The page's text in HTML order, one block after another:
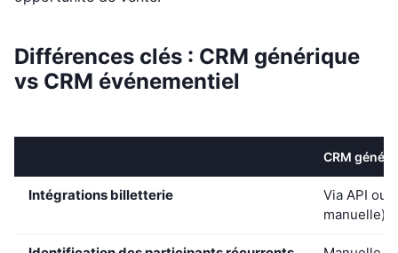
Différences clés : CRM générique
vs CRM événementiel
CRM
Intégrations billetterie
Via API ou
manuelle)